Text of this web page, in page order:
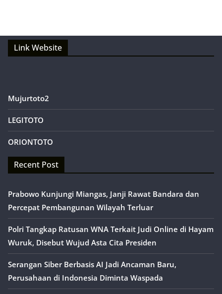
Link Website
Mujurtoto2
LEGITOTO
ORIONTOTO
Recent Post
Prabowo Kunjungi Miangas, Janji Rawat Bandara dan
Percepat Pembangunan Wilayah Terluar
Polri Tangkap Ratusan WNA Terkait Judi Online di Hayam
Wuruk, Disebut Wujud Asta Cita Presiden
Serangan Siber Berbasis AI Jadi Ancaman Baru,
Perusahaan di Indonesia Diminta Waspada